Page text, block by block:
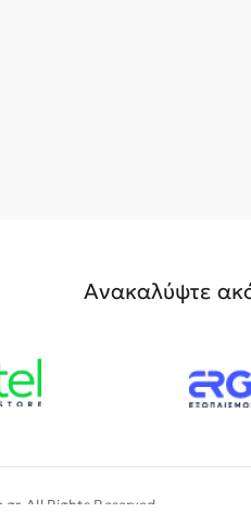
Ανακαλύψτε
All Rights Reserved